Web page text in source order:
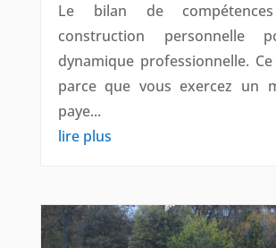
Le bilan de
construction personnelle
dynamique professionnelle. Ce
parce que vous exercez un
paye...
lire plus